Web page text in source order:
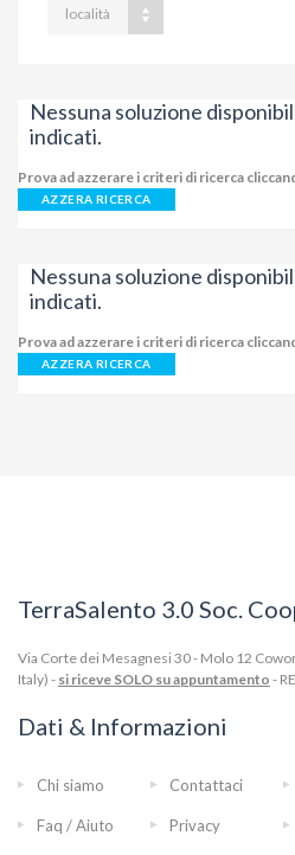
località
Nessuna soluzione
indicati.
Prova ad azzerare i criteri di ricerca
AZZERA RICERCA
Nessuna soluzione
indicati.
Prova ad azzerare i criteri di ricerca
AZZERA RICERCA
TerraSalento 3.0 Soc.
Via Corte dei Mesagnesi 30 - Molo 12
Italy) - si riceve SOLO su appuntamento -
Dati & Informazioni
Chi siamo Contattaci
Faq / Aiuto Privacy